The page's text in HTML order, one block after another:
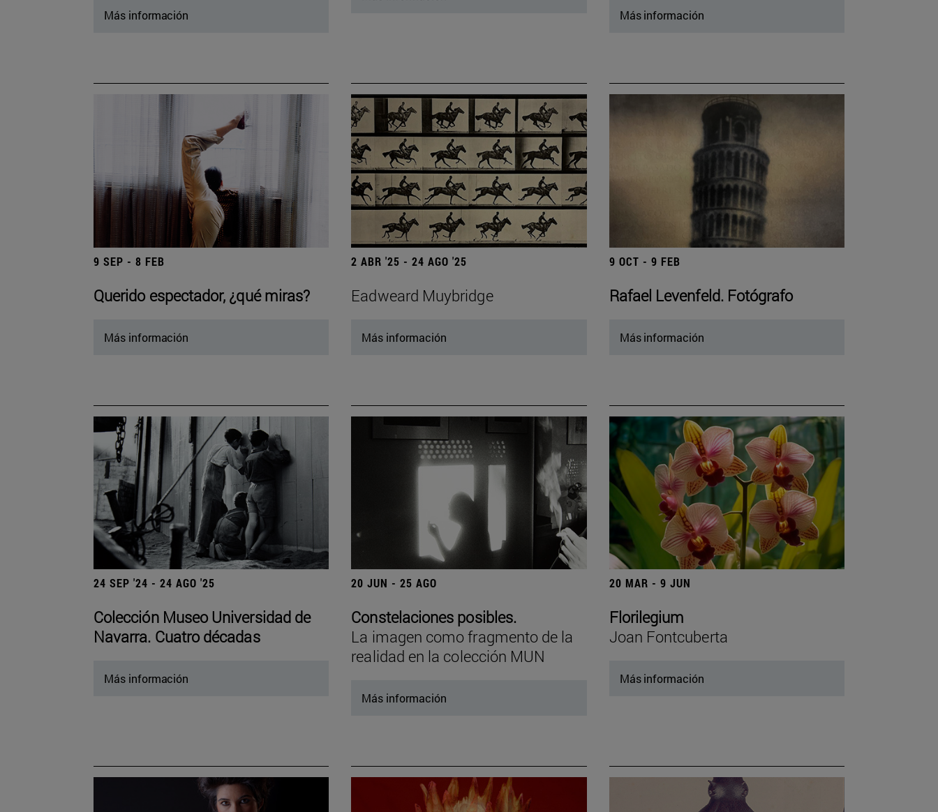
Más información Más información
9 SEP - 8 FEB
Querido espectador, ¿qué miras?
Más información
2 ABR '25 - 24 AGO '25
Eadweard Muybridge
Más información
9 OCT - 9 FEB
Rafael Levenfeld. Fotógrafo
Más información
24 SEP '24 - 24 AGO '25
Colección Museo Universidad de
Navarra. Cuatro décadas
Más información
20 JUN - 25 AGO
Constelaciones posibles.
La imagen como fragmento de la
realidad en la colección MUN
Más información
20 MAR - 9 JUN
Florilegium
Joan Fontcuberta
Más información